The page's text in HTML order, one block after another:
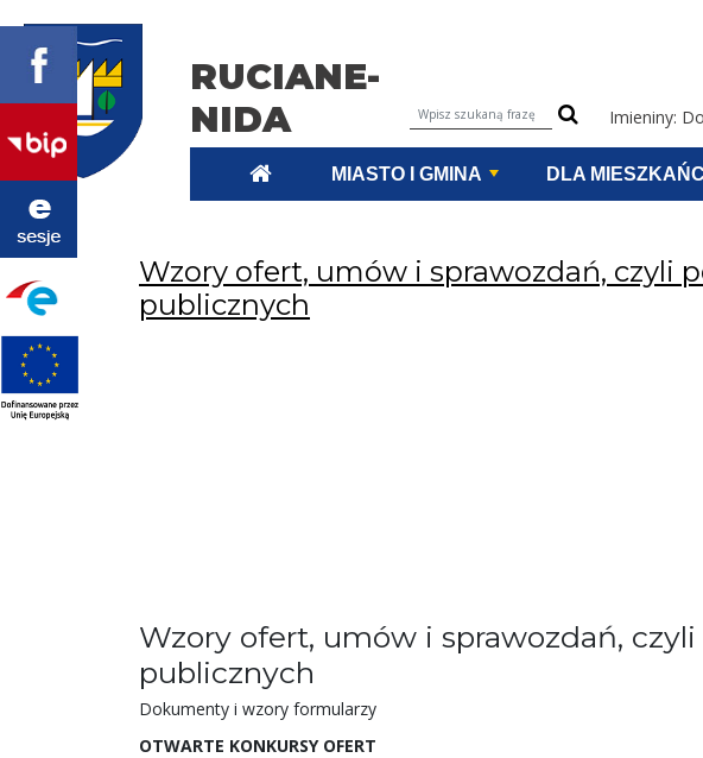
RUCIANE-
NIDA
Wyszukiwarka treści na stronieImieniny:
MIASTO I GMINA DLA
Wzory ofert, umów i sprawozdań, czyli
publicznych
Wzory ofert, umów i sprawozdań,
publicznych
Dokumenty i wzory formularzy
OTWARTE KONKURSY OFERT